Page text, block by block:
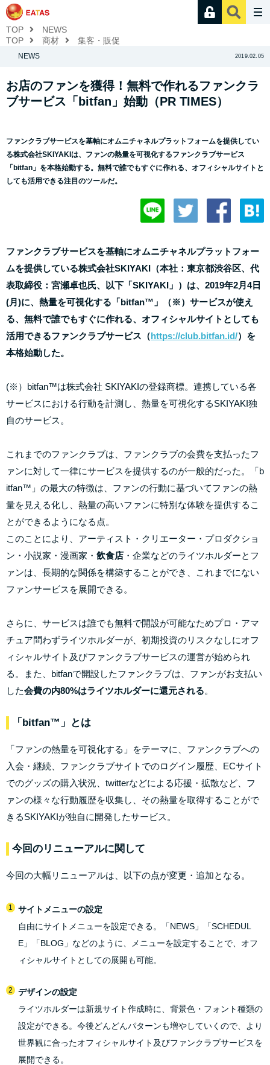
TOP
NEWS
TOP
商材 集客・販促
NEWS 2019.02.05
お店のファンを獲得！無料で作れるファンクラ
ブサービス「bitfan」始動（PR TIMES）
ファンクラブサービスを基軸にオムニチャネルプラットフォームを提供してい
る株式会社SKIYAKIは、ファンの熱量を可視化するファンクラブサービス
「bitfan」を本格始動する。無料で誰でもすぐに作れる、オフィシャルサイトと
しても活用できる注目のツールだ。
ファンクラブサービスを基軸にオムニチャネルプラットフォー
ムを提供している株式会社SKIYAKI（本社：東京都渋谷区、代
表取締役：宮瀬卓也氏、以下「SKIYAKI」）は、2019年2月4日
(月)に、熱量を可視化する「bitfan™️」（※）サービスが使え
る、無料で誰でもすぐに作れる、オフィシャルサイトとしても
活用できるファンクラブサービス（https://club.bitfan.id/）を
本格始動した。
(※）bitfan™️は株式会社 SKIYAKIの登録商標。連携している各
サービスにおける行動を計測し、熱量を可視化するSKIYAKI独
自のサービス。
これまでのファンクラブは、ファンクラブの会費を支払ったフ
ァンに対して一律にサービスを提供するのが一般的だった。「b
itfan™️」の最大の特徴は、ファンの行動に基づいてファンの熱
量を見える化し、熱量の高いファンに特別な体験を提供するこ
とができるようになる点。
このことにより、アーティスト・クリエーター・プロダクショ
ン・小説家・漫画家・ 飲食店 ・企業などのライツホルダーとフ
ァンは、長期的な関係を構築することができ、これまでにない
ファンサービスを展開できる。
さらに、サービスは誰でも無料で開設が可能なためプロ・アマ
チュア問わずライツホルダーが、初期投資のリスクなしにオフ
ィシャルサイト及びファンクラブサービスの運営が始められ
る。また、bitfanで開設したファンクラブは、ファンがお支払い
した会費の内80%はライツホルダーに還元される。
「bitfan™️」とは
「ファンの熱量を可視化する」をテーマに、ファンクラブへの
入会・継続、ファンクラブサイトでのログイン履歴、ECサイト
でのグッズの購入状況、twitterなどによる応援・拡散など、フ
ァンの様々な行動履歴を収集し、その熱量を取得することがで
きるSKIYAKIが独自に開発したサービス。
今回のリニューアルに関して
今回の大幅リニューアルは、以下の点が変更・追加となる。
サイトメニューの設定
自由にサイトメニューを設定できる。「NEWS」「SCHEDUL
E」「BLOG」などのように、メニューを設定することで、オフ
ィシャルサイトとしての展開も可能。
デザインの設定
ライツホルダーは新規サイト作成時に、背景色・フォント種類の
設定ができる。今後どんどんパターンも増やしていくので、より
世界観に合ったオフィシャルサイト及びファンクラブサービスを
展開できる。